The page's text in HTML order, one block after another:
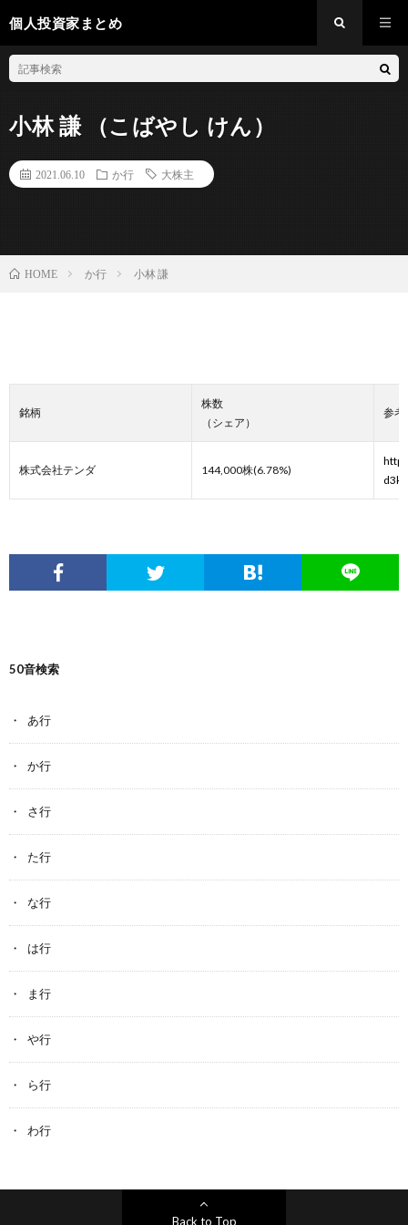
個人投資家まとめ
小林 謙 （こばやし けん）
2021.06.10 か行 大株主
HOME か行 小林 謙
銘柄
株数
（シェア）
参考
株式会社テンダ 144,000株(6.78%)
d3k/
50音検索
あ行
か行
さ行
た行
な行
は行
ま行
や行
ら行
わ行
Back to Top